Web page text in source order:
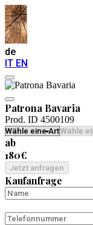
de
IT EN
Patrona Bavaria
Prod. ID 4500109
ab
180€
Jetzt anfragen
Kaufanfrage